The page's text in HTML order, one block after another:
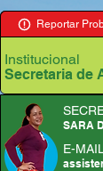
Reportar
Secretaria de
Institucional
SARA
E-MAIL